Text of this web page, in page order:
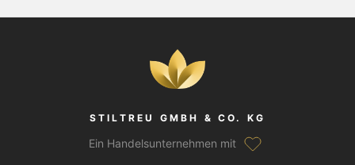
STILTREU GMBH & CO. KG
Ein Handelsunternehmen mit